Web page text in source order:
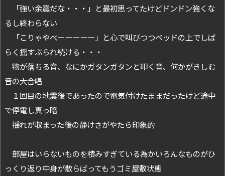
「強い余震だな・・・」と最初思ってたけどドンドン強くな
るし終わらない
「こりゃやべーーーーー」と心で叫びつつベッドの上でしば
らく揺すぶられ続ける・・・
物が落ちる音、なにかガタンガタンと叩く音、何かがきしむ
音の大合唱
１回目の地震後であったので電気付けたままだったけど途中
で停電し真っ暗
揺れが収まった後の静けさがやたら印象的
部屋はいらないものを積みすぎている為かいろんなものがひ
っくり返り中身が散らばってもうゴミ屋敷状態